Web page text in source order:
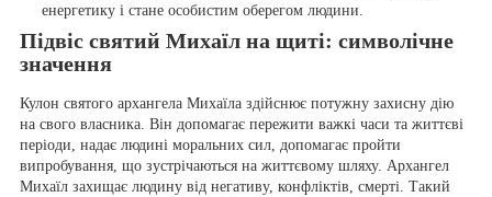
енергетику і стане особистим оберегом людини.
Підвіс святий Михаїл на щиті: символічне
значення
Кулон святого архангела Михаїла здійснює потужну захисну дію
на свого власника. Він допомагає пережити важкі часи та життєві
періоди, надає людині моральних сил, допомагає пройти
випробування, що зустрічаються на життєвому шляху. Архангел
Михаїл захищає людину від негативу, конфліктів, смерті. Такий